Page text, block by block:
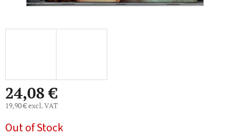
24,08 €
19,90 € excl. VAT
price:
Out of Stock